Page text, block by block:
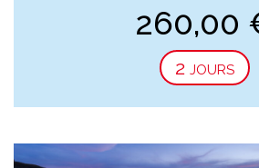
260,00
2 jours